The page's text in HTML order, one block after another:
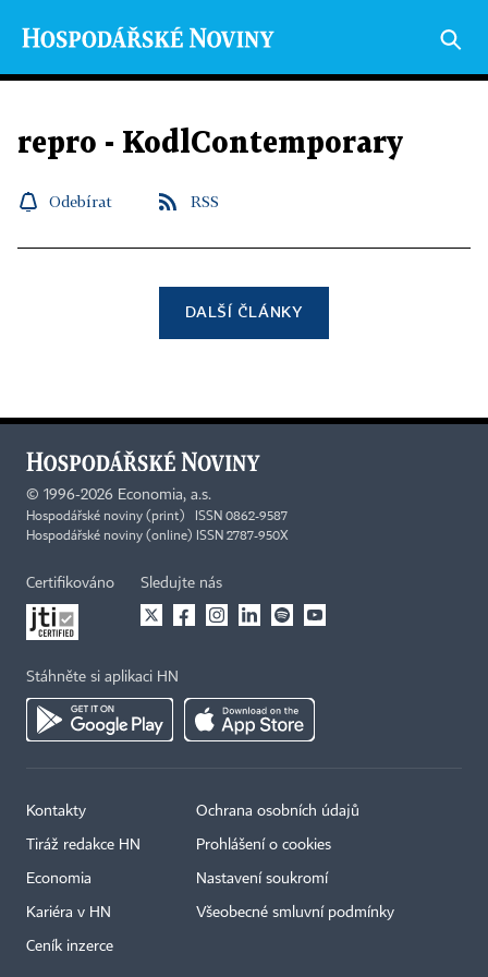
repro - KodlContemporary
Odebírat RSS
DALŠÍ ČLÁNKY
© 1996-2026 Economia, a.s.
Hospodářské noviny (print) ISSN 0862-9587
Hospodářské noviny (online) ISSN 2787-950X
Certifikováno Sledujte nás
Stáhněte si aplikaci HN
Kontakty
Tiráž redakce HN
Economia
Kariéra v HN
Ceník inzerce
Ochrana osobních údajů
Prohlášení o cookies
Nastavení soukromí
Všeobecné smluvní podmínky